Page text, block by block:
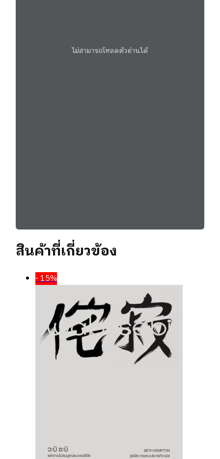
ไม่สามารถโหลดตัวอ่านได้
สินค้าที่เกี่ยวข้อง
- 15%